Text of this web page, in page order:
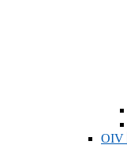
OIV